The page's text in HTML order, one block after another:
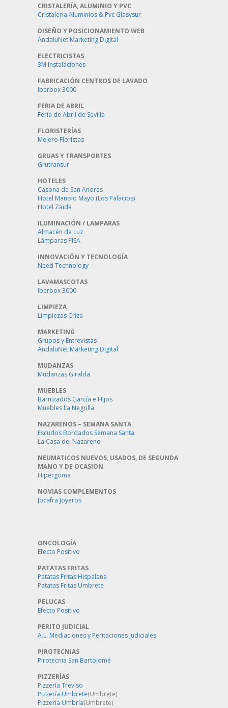
CRISTALERÍA, ALUMINIO Y PVC
Cristaleria Aluminios & Pvc Glasysur
DISEÑO Y POSICIONAMIENTO WEB
AndaluNet Marketing Digital
ELECTRICISTAS
3M Instalaciones
FABRICACIÓN CENTROS DE LAVADO
Iberbox 3000
FERIA DE ABRIL
Feria de Abril de Sevilla
FLORISTERÍAS
Melero Floristas
GRUAS Y TRANSPORTES
Grutransur
HOTELES
Casona de San Andrés
Hotel Manolo Mayo (Los Palacios)
Hotel Zaida
ILUMINACIÓN / LAMPARAS
Almacén de Luz
Lámparas PISA
INNOVACIÓN Y TECNOLOGÍA
Need Technology
LAVAMASCOTAS
Iberbox 3000
LIMPIEZA
Limpiezas Criza
MARKETING
Grupos y Entrevistas
AndaluNet Marketing Digital
MUDANZAS
Mudanzas Giralda
MUEBLES
Barnizados García e Hijos
Muebles La Negrilla
NAZARENOS – SEMANA SANTA
Escudos Bordados Semana Santa
La Casa del Nazareno
NEUMATICOS NUEVOS, USADOS, DE SEGUNDA
MANO Y DE OCASION
Hipergoma
NOVIAS COMPLEMENTOS
Jocafra Joyeros
ONCOLOGÍA
Efecto Positivo
PATATAS FRITAS
Patatas Fritas Hispalana
Patatas Fritas Umbrete
PELUCAS
Efecto Positivo
PERITO JUDICIAL
A.L. Mediaciones y Peritaciones Judiciales
PIROTECNIAS
Pirotecnia San Bartolomé
PIZZERÍAS
Pizzería Treviso
Pizzería Umbrete(Umbrete)
Pizzería Umbría(Umbrete)